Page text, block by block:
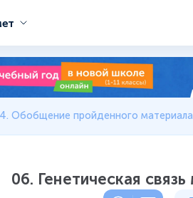
Обобщение пройденного материала
06. Генетическая